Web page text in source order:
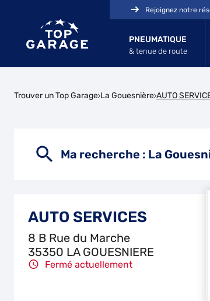
PNEUMATIQUE
& tenue de route
Rejoignez notre
Trouver un Top Garage La Gouesnière AUTO
Ma recherche : La
AUTO SERVICES
8 B Rue du Marche
35350 LA GOUESNIERE
Fermé actuellement